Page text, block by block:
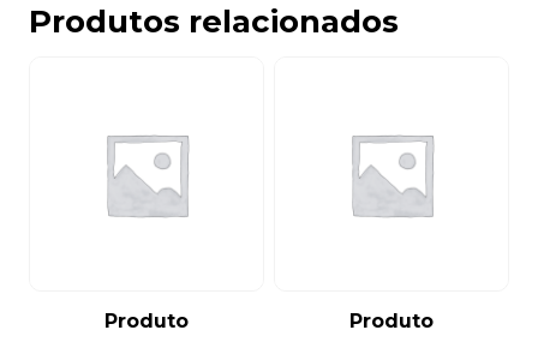
Produtos relacionados
Produto Produto